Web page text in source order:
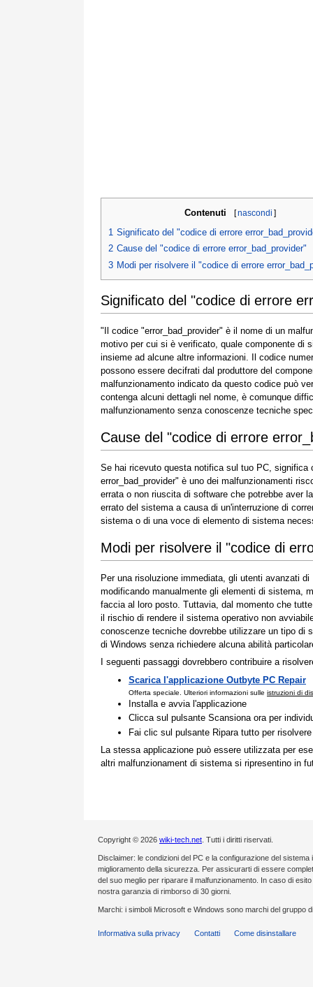
Contenuti [nascondi ]
1 Significato del "codice di errore
2 Cause del "codice di errore error_bad_provider"
3 Modi per risolvere il "codice di errore
Significato del "codice di errore
"Il codice "error_bad_provider" è il nome di un
motivo per cui si è verificato, quale componente di
insieme ad alcune altre informazioni. Il codice
possono essere decifrati dal produttore del
malfunzionamento indicato da questo codice può
contenga alcuni dettagli nel nome, è comunque
malfunzionamento senza conoscenze tecniche
Cause del "codice di errore
Se hai ricevuto questa notifica sul tuo PC,
error_bad_provider" è uno dei malfunzionamenti
errata o non riuscita di software che potrebbe aver
errato del sistema a causa di un'interruzione di
sistema o di una voce di elemento di sistema
Modi per risolvere il "codice di
Per una risoluzione immediata, gli utenti avanzati
modificando manualmente gli elementi di sistema,
faccia al loro posto. Tuttavia, dal momento che
il rischio di rendere il sistema operativo non
conoscenze tecniche dovrebbe utilizzare un tipo di
di Windows senza richiedere alcuna abilità
I seguenti passaggi dovrebbero contribuire a
Scarica l'applicazione Outbyte PC Repair
Offerta speciale. Ulteriori informazioni sulle istruzioni di
Installa e avvia l'applicazione
Clicca sul pulsante Scansiona ora per
Fai clic sul pulsante Ripara tutto per
La stessa applicazione può essere utilizzata per
altri malfunzionament di sistema si ripresentino in
Copyright © 2026 wiki-tech.net . Tutti i diritti riservati.
Disclaimer: le condizioni del PC e la configurazione del
miglioramento della sicurezza. Per assicurarti di essere
del suo meglio per riparare il malfunzionamento. In caso di
nostra garanzia di rimborso di 30 giorni.
Marchi: i simboli Microsoft e Windows sono marchi del gruppo
Informativa sulla privacy Contatti Come disinstallare